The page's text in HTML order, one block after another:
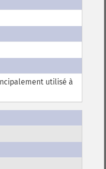
utilisé à